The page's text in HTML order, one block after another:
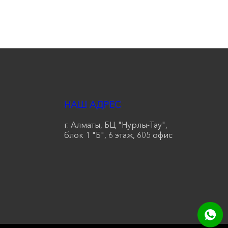
НАШ АДРЕС
г. Алматы, БЦ "Нурлы-Тау",
блок 1 "Б", 6 этаж, 605 офис